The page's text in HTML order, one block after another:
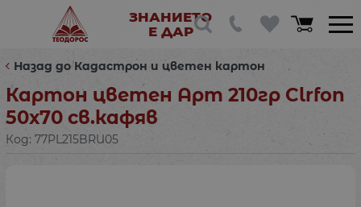
ЗНАНИЕТО
Е ДАР
Назад до Кадастрон и цветен картон
Картон цветен Арт 210гр Clrfon
50х70 св.кафяв
Код: 77PL215BRU05